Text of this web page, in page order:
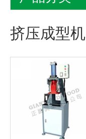
挤压成型机